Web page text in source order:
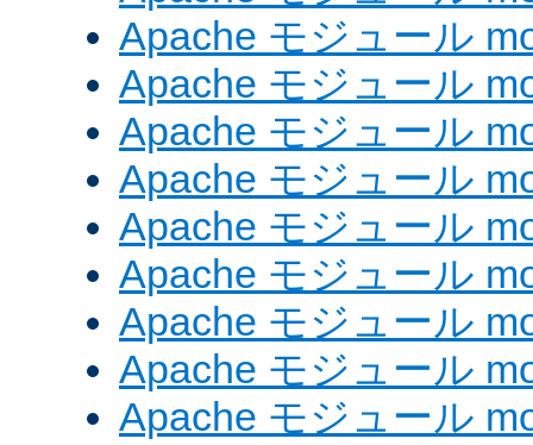
Apache モジュール
Apache モジュール
Apache モジュール
Apache モジュール
Apache モジュール
Apache モジュール
Apache モジュール
Apache モジュール
Apache モジュール